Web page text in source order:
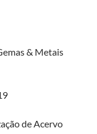
& Metais
de Acervo